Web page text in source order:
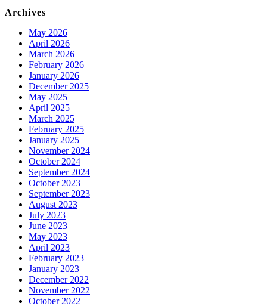
Archives
May 2026
April 2026
March 2026
February 2026
January 2026
December 2025
May 2025
April 2025
March 2025
February 2025
January 2025
November 2024
October 2024
September 2024
October 2023
September 2023
August 2023
July 2023
June 2023
May 2023
April 2023
February 2023
January 2023
December 2022
November 2022
October 2022